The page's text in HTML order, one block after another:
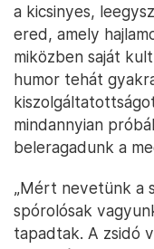
a kicsinyes,
ered, amely
miközben saját
humor tehát
mindannyian
beleragadunk a
„Mért nevetünk a
spórolósak
tapadtak. A zsidó